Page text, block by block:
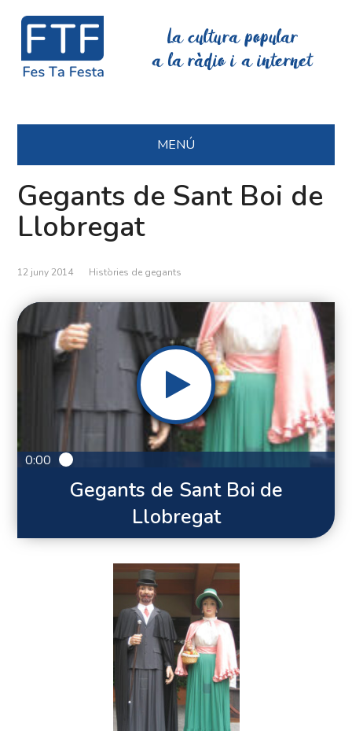
La cultura popular
a la ràdio i a internet
MENÚ
Gegants de Sant Boi de
Llobregat
12 juny 2014 Històries de gegants
0:00
Gegants de Sant Boi de
Llobregat